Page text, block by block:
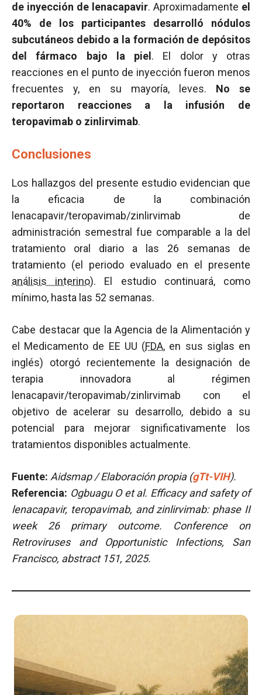
de inyección de lenacapavir. Aproximadamente el
40% de los participantes desarrolló nódulos
subcutáneos debido a la formación de depósitos
del fármaco bajo la piel . El dolor y otras
reacciones en el punto de inyección fueron menos
frecuentes y, en su mayoría, leves. No se
reportaron reacciones a la infusión de
teropavimab o zinlirvimab.
Conclusiones
Los hallazgos del presente estudio evidencian que
la eficacia de la combinación
lenacapavir/teropavimab/zinlirvimab de
administración semestral fue comparable a la del
tratamiento oral diario a las 26 semanas de
tratamiento (el periodo evaluado en el presente
análisis interino). El estudio continuará, como
mínimo, hasta las 52 semanas.
Cabe destacar que la Agencia de la Alimentación y
el Medicamento de EE UU (FDA, en sus siglas en
inglés) otorgó recientemente la designación de
terapia innovadora al régimen
lenacapavir/teropavimab/zinlirvimab con el
objetivo de acelerar su desarrollo, debido a su
potencial para mejorar significativamente los
tratamientos disponibles actualmente.
Fuente: Aidsmap / Elaboración propia (gTt-VIH).
Referencia: Ogbuagu O et al. Efficacy and safety of
lenacapavir, teropavimab, and zinlirvimab: phase II
week 26 primary outcome. Conference on
Retroviruses and Opportunistic Infections, San
Francisco, abstract 151, 2025.